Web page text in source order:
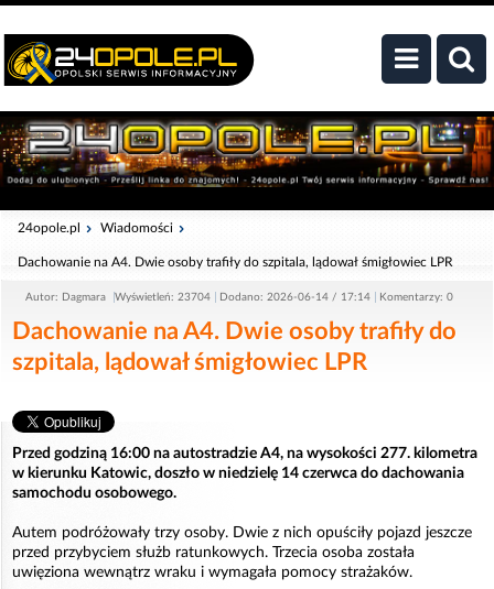
24opole.pl Wiadomości
Dachowanie na A4. Dwie osoby trafiły do szpitala, lądował śmigłowiec LPR
Autor: Dagmara Wyświetleń: 23704 Dodano: 2026-06-14 / 17:14 Komentarzy: 0
Dachowanie na A4. Dwie osoby trafiły do
szpitala, lądował śmigłowiec LPR
Przed godziną 16:00 na autostradzie A4, na wysokości 277. kilometra
w kierunku Katowic, doszło w niedzielę 14 czerwca do dachowania
samochodu osobowego.
Autem podróżowały trzy osoby. Dwie z nich opuściły pojazd jeszcze
przed przybyciem służb ratunkowych. Trzecia osoba została
uwięziona wewnątrz wraku i wymagała pomocy strażaków.